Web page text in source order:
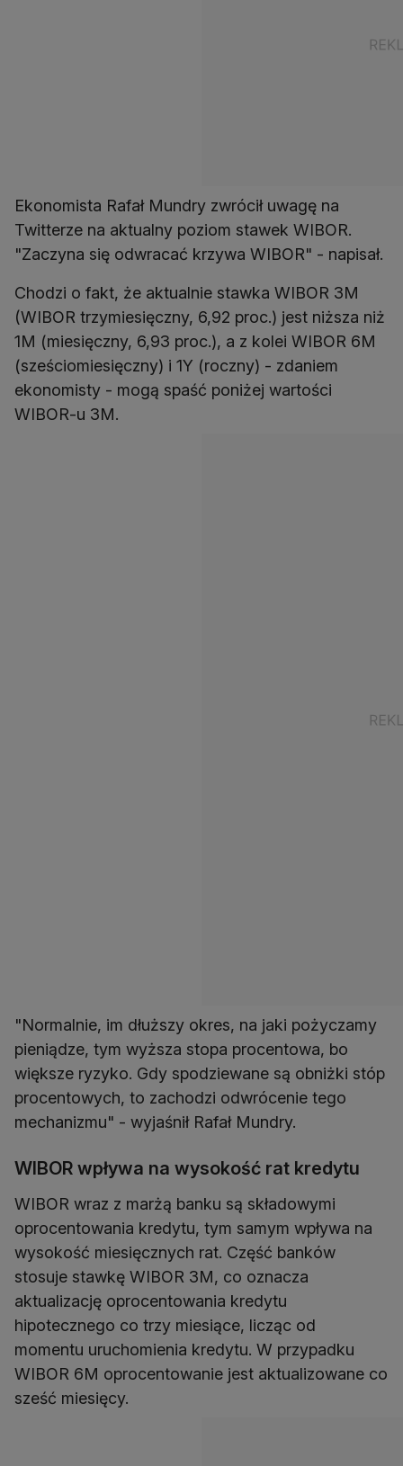
Ekonomista Rafał Mundry zwrócił uwagę na
Twitterze na aktualny poziom stawek WIBOR.
"Zaczyna się odwracać krzywa WIBOR" - napisał.
Chodzi o fakt, że aktualnie stawka WIBOR 3M
(WIBOR trzymiesięczny, 6,92 proc.) jest niższa niż
1M (miesięczny, 6,93 proc.), a z kolei WIBOR 6M
(sześciomiesięczny) i 1Y (roczny) - zdaniem
ekonomisty - mogą spaść poniżej wartości
WIBOR-u 3M.
"Normalnie, im dłuższy okres, na jaki pożyczamy
pieniądze, tym wyższa stopa procentowa, bo
większe ryzyko. Gdy spodziewane są obniżki stóp
procentowych, to zachodzi odwrócenie tego
mechanizmu" - wyjaśnił Rafał Mundry.
WIBOR wpływa na wysokość rat kredytu
WIBOR wraz z marżą banku są składowymi
oprocentowania kredytu, tym samym wpływa na
wysokość miesięcznych rat. Część banków
stosuje stawkę WIBOR 3M, co oznacza
aktualizację oprocentowania kredytu
hipotecznego co trzy miesiące, licząc od
momentu uruchomienia kredytu. W przypadku
WIBOR 6M oprocentowanie jest aktualizowane co
sześć miesięcy.